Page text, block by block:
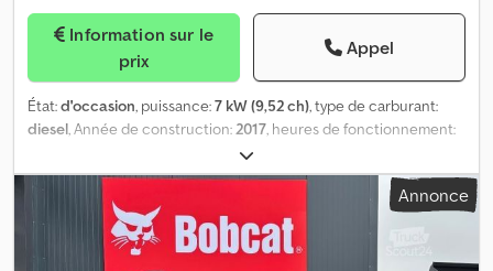
prix
Appel
État:d'occasion, puissance:7 kW (9,52 ch), type de carburant:
diesel, Année de construction:2017, heures de fonctionnement:
, Type de propulsion : chenilles Poids à vide : 1 120 kg
Marque du moteur : Kubota D722 Dksdpfx Aszhan Uepior Pour
obtenir de plus amples informations, veuillez contacter J.A.J.
Jansen.
Annonce